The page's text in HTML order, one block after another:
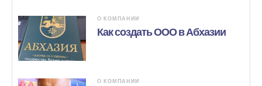
О КОМПАНИИ
Как создать ООО в Абхазии
О КОМПАНИИ